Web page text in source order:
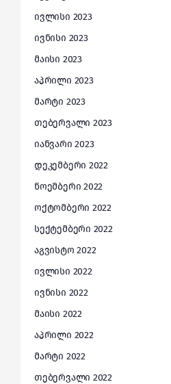
ივლისი 2023
ივნისი 2023
მაისი 2023
აპრილი 2023
მარტი 2023
თებერვალი 2023
იანვარი 2023
დეკემბერი 2022
ნოემბერი 2022
ოქტომბერი 2022
სექტემბერი 2022
აგვისტო 2022
ივლისი 2022
ივნისი 2022
მაისი 2022
აპრილი 2022
მარტი 2022
თებერვალი 2022